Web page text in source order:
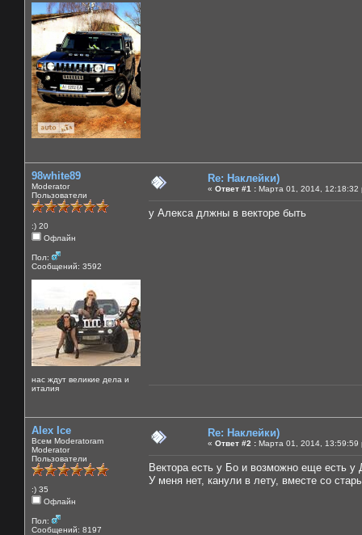
98white89
Moderator
Пользователи
:) 20
Офлайн
Пол:
Сообщений: 3592
нас ждут великие дела и
италия
Re: Наклейки)
« Ответ #1 : Марта 01, 2014, 12:18:32
у Алекса длжны в векторе быть
Alex Ice
Всем Moderatoram
Moderator
Пользователи
:) 35
Офлайн
Пол:
Сообщений: 8197
Re: Наклейки)
« Ответ #2 : Марта 01, 2014, 13:59:59
Вектора есть у Бо и возможно еще есть
У меня нет, канули в лету, вместе со